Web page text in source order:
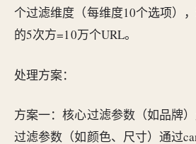
个过滤维度（每维度10个选项）
的5次方=10万个URL。
处理方案：
方案一：核心过滤参数（如品牌
过滤参数（如颜色、尺寸）通过